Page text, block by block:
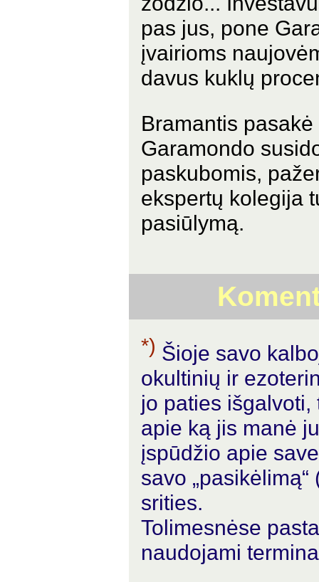
pas jus, pone
įvairioms
davus kuklų
Bramantis
Garamondo
paskubomis,
ekspertų kolegija
pasiūlymą.
*) Šioje savo
okultinių ir
jo paties
apie ką jis manė
įspūdžio apie
savo
srities.
Tolimesnėse
naudojami